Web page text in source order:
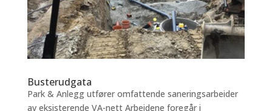
Busterudgata
Park & Anlegg utfører omfattende saneringsarbeider
av eksisterende VA-nett Arbeidene foregår i